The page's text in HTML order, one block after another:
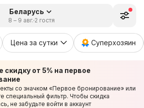
Беларусь
8 – 9 авг. 2 гостя
Цена за сутки Суперхозяин
скидку от 5% на первое
со значком «Первое бронирование» или
специальный фильтр. Чтобы скидка
не забудьте войти в аккаунт